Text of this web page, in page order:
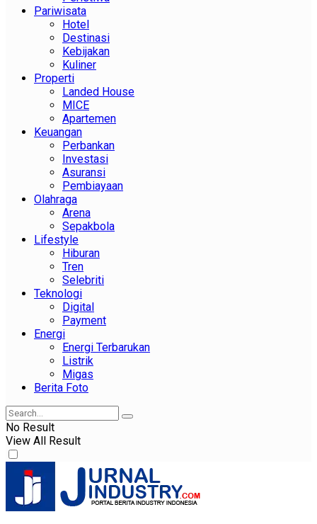
Pariwisata
Hotel
Destinasi
Kebijakan
Kuliner
Properti
Landed House
MICE
Apartemen
Keuangan
Perbankan
Investasi
Asuransi
Pembiayaan
Olahraga
Arena
Sepakbola
Lifestyle
Hiburan
Tren
Selebriti
Teknologi
Digital
Payment
Energi
Energi Terbarukan
Listrik
Migas
Berita Foto
No Result
View All Result